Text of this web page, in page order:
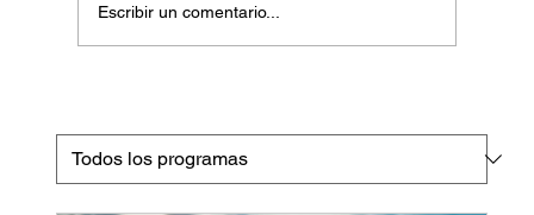
análisis de suelo? y ¿Cómo solicitarlo
correctamente?
Escribir un comentario...